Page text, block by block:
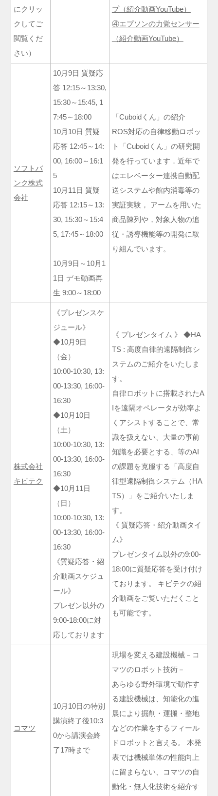
にクリッ
クしてご
閲覧くだ
さい）
プ（紹介動画YouTube）
④エプソンの力覚センサー
（紹介動画YouTube）
ソフトバ
ンク株式
会社
10月9日 質疑応
答 12:15～13:30,
15:30～15:45, 1
7:45～18:00
10月10日 質疑
応答 12:45～14:
00, 16:00～16:1
5
10月11日 質疑
応答 12:15～13:
30, 15:30～15:4
5, 17:45～18:00
10月9日～10月1
1日 デモ動画再
生 9:00～18:00
「Cuboidくん」の紹介
ROS対応の自律移動ロボッ
ト「Cuboidくん」の研究開
発を行っています．近年で
はエレベーター連携自動配
送システムや館内消毒等の
実証実験， アームを用いた
商品陳列や，対象人物の追
従・誘導機能等の開発に取
り組んでいます。
株式会社
キビテク
《プレゼンスケ
ジュール》
◆10月9日
（金）
10:00-10:30, 13:
00-13:30, 16:00-
16:30
◆10月10日
（土）
10:00-10:30, 13:
00-13:30, 16:00-
16:30
◆10月11日
（日）
10:00-10:30, 13:
00-13:30, 16:00-
16:30
《質疑応答・紹
介動画スケジュ
ール》
プレゼン以外の
9:00-18:00に対
応しております
《 プレゼンタイム 》 ◆HA
TS : 高度自律的遠隔制御シ
ステムのご紹介をいたしま
す。
自律ロボットに搭載されたA
Iを遠隔オペレータが効率よ
くアシストすることで、常
識を扱えない、大量の事前
知識を必要とする、等のAI
の課題を克服する「高度自
律型遠隔制御システム（HA
TS）」をご紹介いたしま
す。
《 質疑応答・紹介動画タイ
ム》
プレゼンタイム以外の9:00-
18:00に質疑応答を受け付け
ております。 キビテクの紹
介動画をご覧いただくこと
も可能です。
コマツ
10月10日の特別
講演終了後10:3
0から講演会終
了17時まで
現場を変える建設機械－コ
マツのロボット技術－
あらゆる野外環境で動作す
る建設機械は、知能化の進
展により掘削・運搬・整地
などの作業をするフィール
ドロボットと言える。 本発
表では機械単体の性能向上
に留まらない、コマツの自
動化・無人化技術を紹介す